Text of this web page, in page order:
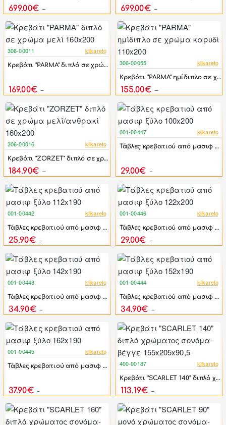
699.00€ 699.00€
-46%
306-00011 klikareto
Κρεβάτι "PARMA" διπλό σε χρώμα μελί 160x200
169.00€
-44%
306-00055 klikareto
Κρεβάτι "PARMA" ημίδιπλο σε χρώμα καρυδί 110x200
155.00€
-46%
306-00016 klikareto
Κρεβάτι "ZORZET" διπλό σε χρώμα μελί/ανθρακί 160x200
184.90€
-50%
001-00447 klikareto
Τάβλες κρεβατιού από μασιφ ξύλο 100x200
29.00€
-49%
001-00442 klikareto
Τάβλες κρεβατιού από μασιφ ξύλο 112x190
25.90€
-50%
001-00446 klikareto
Τάβλες κρεβατιού από μασιφ ξύλο 122x200
29.00€
-45%
001-00443 klikareto
Τάβλες κρεβατιού από μασιφ ξύλο 142x190
34.90€
-49%
001-00444 klikareto
Τάβλες κρεβατιού από μασιφ ξύλο 152x190
34.90€
-47%
001-00445 klikareto
Τάβλες κρεβατιού από μασιφ ξύλο 162x190
37.90€
-36%
400-00187 klikareto
Kρεβάτι "SCARLET 140" διπλό χρώματος σονόμα-βέγγε 155x205x90,5
113.19€